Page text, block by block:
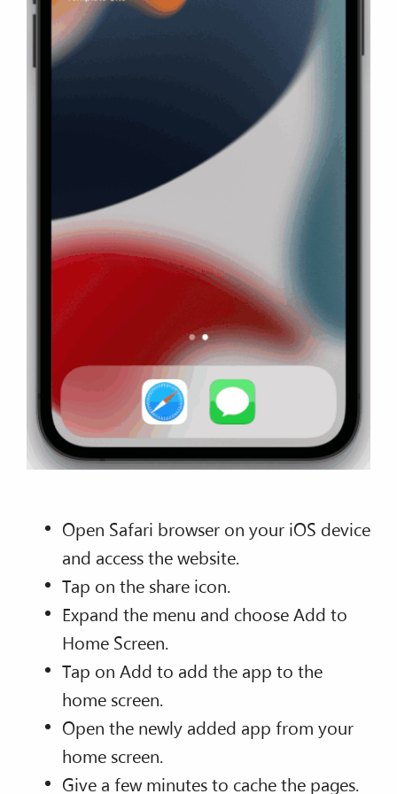
Open Safari browser on your iOS device
and access the website.
Tap on the share icon.
Expand the menu and choose Add to
Home Screen.
Tap on Add to add the app to the
home screen.
Open the newly added app from your
home screen.
Give a few minutes to cache the pages.